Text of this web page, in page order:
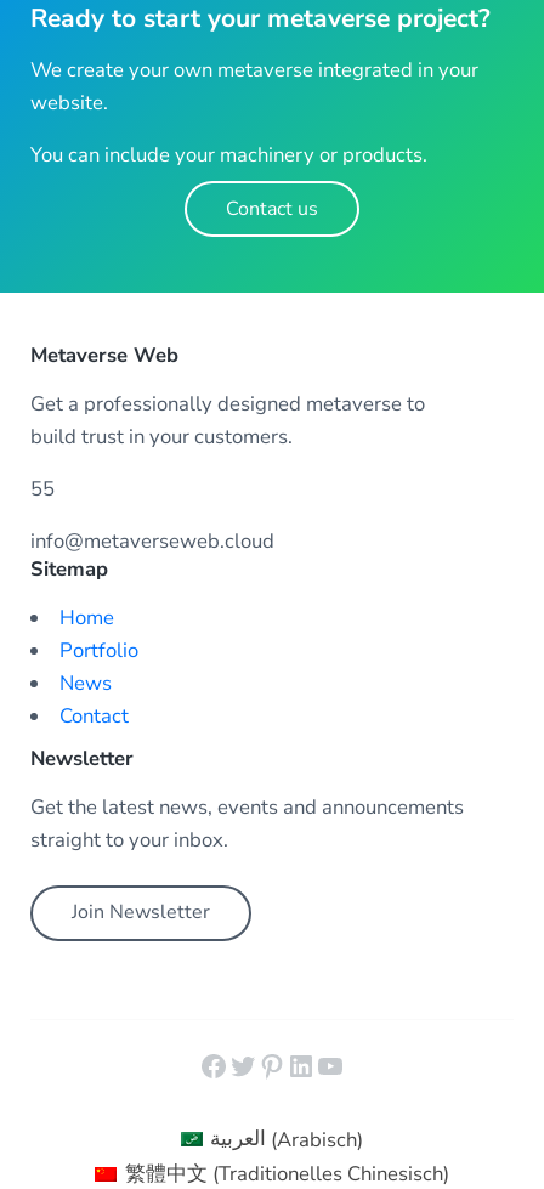
Ready to start your metaverse project?
We create your own metaverse integrated in your
website.
You can include your machinery or products.
Contact us
Metaverse Web
Get a professionally designed metaverse to
build trust in your customers.
55
info@metaverseweb.cloud
Sitemap
Home
Portfolio
News
Contact
Newsletter
Get the latest news, events and announcements
straight to your inbox.
Join Newsletter
Facebook
Twitter
Pinterest
LinkedIn
YouTube
العربية (Arabisch)
繁體中文 (Traditionelles Chinesisch)